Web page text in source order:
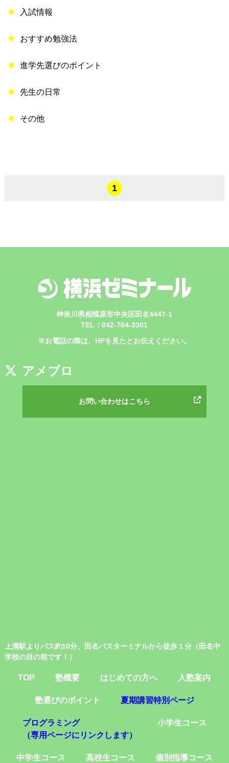
入試情報
おすすめ勉強法
進学先選びのポイント
先生の日常
その他
1
神奈川県相模原市中央区田名4447-1
TEL：042-764-3301
※お電話の際は、HPを見たとお伝えください。
アメブロ
お問い合わせはこちら
上溝駅よりバス約10分、田名バスターミナルから徒歩１分（田名中
学校の目の前です！）
TOP 塾概要 はじめての方へ 入塾案内
塾選びのポイント 夏期講習特別ページ
プログラミング
（専用ページにリンクします）
小学生コース
中学生コース 高校生コース 個別指導コース